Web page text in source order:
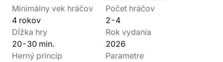
Minimálny vek hráčov
4 rokov
Počet hráčov
2-4
Dĺžka hry
20-30 min.
Rok vydania
2026
Herný princíp
Parametre